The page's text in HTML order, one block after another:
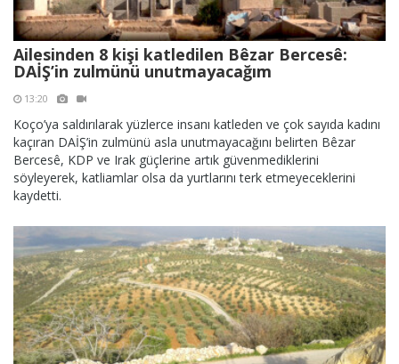
Ailesinden 8 kişi katledilen Bêzar Bercesê:
DAİŞ’in zulmünü unutmayacağım
13:20
Koço’ya saldırılarak yüzlerce insanı katleden ve çok sayıda kadını
kaçıran DAİŞ’in zulmünü asla unutmayacağını belirten Bêzar
Bercesê, KDP ve Irak güçlerine artık güvenmediklerini
söyleyerek, katliamlar olsa da yurtlarını terk etmeyeceklerini
kaydetti.